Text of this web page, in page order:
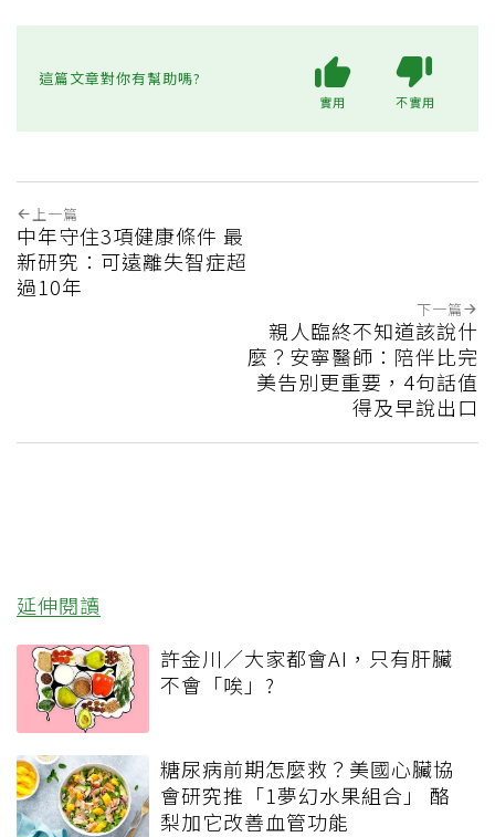
這篇文章對你有幫助嗎?
實用 不實用
上一篇
中年守住3項健康條件 最
新研究：可遠離失智症超
過10年
下一篇
親人臨終不知道該說什
麼？安寧醫師：陪伴比完
美告別更重要，4句話值
得及早說出口
延伸閱讀
許金川／大家都會AI，只有肝臟
不會「唉」?
糖尿病前期怎麼救？美國心臟協
會研究推「1夢幻水果組合」 酪
梨加它改善血管功能